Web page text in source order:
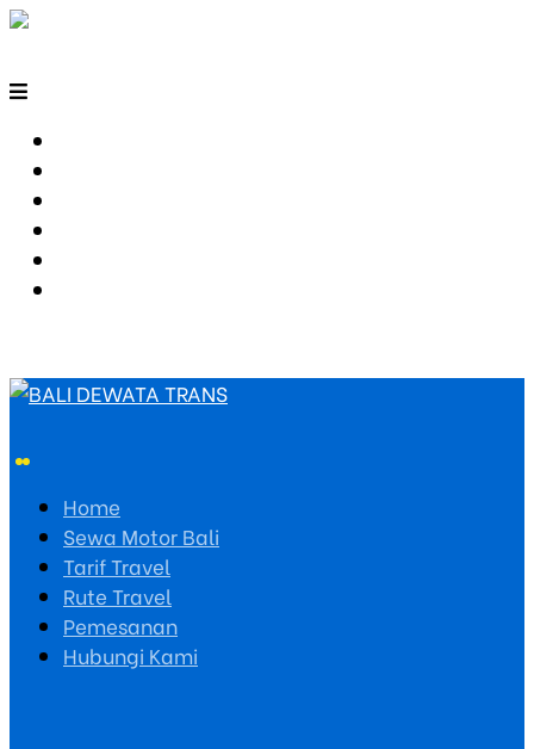
Home
Sewa Motor Bali
Tarif Travel
Rute Travel
Pemesanan
Hubungi Kami